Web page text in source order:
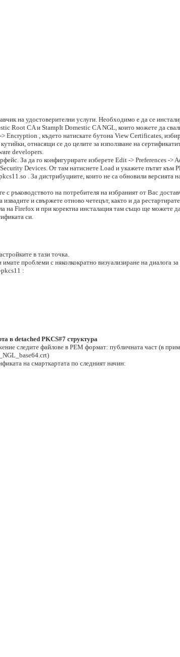
на удостоверителни услуги. Необходимо е да се
Root CA и StampIt Domestic CA NGL, които можете да
Encryption , където натискате бутона View Certificates,
отнасящи се до целите за използване на
developers.
За да го конфигурирате изберете Edit -> Preferences ->
Devices. От там натиснете Load и укажете пътят към
. За дистрибуциите, които не са обновили версията
с ръководството на потребителя на избраният от Вас
и свържете отново четецът, както и да
на Firefox и при коректна инсталация там също ще можете
си.
в тази точка.
проблеми с няколкократно визуализиране на диалога
:
в detached PKCS#7 структура
следите файлове в PEM формат: публичната част (в
на смарткартата по следният начин: